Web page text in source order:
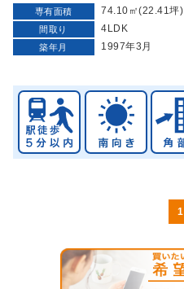
専有面積 74.10㎡(22.41坪)
間取り 4LDK
築年月 1997年3月
1